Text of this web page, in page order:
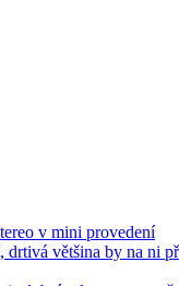
v mini provedení
většina by na ni